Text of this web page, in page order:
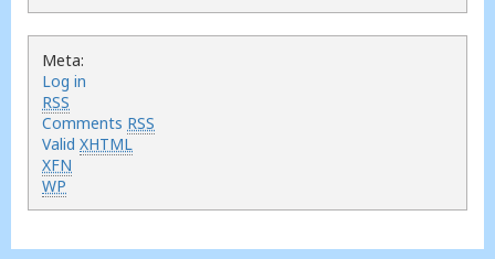
Meta:
Log in
RSS
Comments RSS
Valid XHTML
XFN
WP